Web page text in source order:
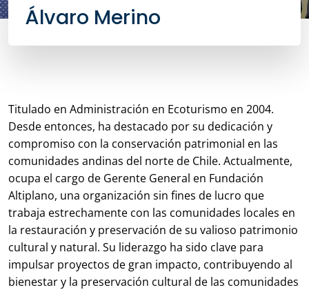
Álvaro Merino
Titulado en Administración en Ecoturismo en 2004.
Desde entonces, ha destacado por su dedicación y
compromiso con la conservación patrimonial en las
comunidades andinas del norte de Chile. Actualmente,
ocupa el cargo de Gerente General en Fundación
Altiplano, una organización sin fines de lucro que
trabaja estrechamente con las comunidades locales en
la restauración y preservación de su valioso patrimonio
cultural y natural. Su liderazgo ha sido clave para
impulsar proyectos de gran impacto, contribuyendo al
bienestar y la preservación cultural de las comunidades